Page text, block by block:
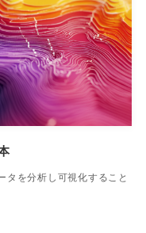
タを分析し可視化すること